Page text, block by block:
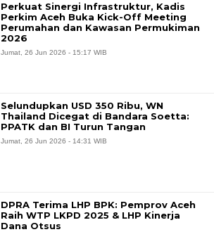
Perkuat Sinergi Infrastruktur, Kadis
Perkim Aceh Buka Kick-Off Meeting
Perumahan dan Kawasan Permukiman
2026
Jumat, 26 Jun 2026 - 15:17 WIB
Selundupkan USD 350 Ribu, WN
Thailand Dicegat di Bandara Soetta:
PPATK dan BI Turun Tangan
Jumat, 26 Jun 2026 - 14:31 WIB
DPRA Terima LHP BPK: Pemprov Aceh
Raih WTP LKPD 2025 & LHP Kinerja
Dana Otsus